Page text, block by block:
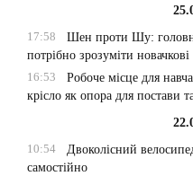
17:58
Шен проти Шу:
потрібно зрозуміти новачкові
16:53
Робоче місце для
крісло як опора для постави
10:54
Двоколісний
самостійно